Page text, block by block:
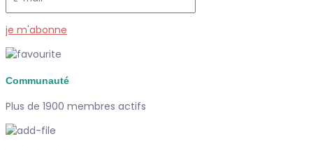
je m'abonne
Communauté
Plus de 1900 membres actifs